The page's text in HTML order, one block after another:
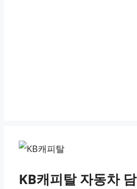
KB캐피탈 자동차 담